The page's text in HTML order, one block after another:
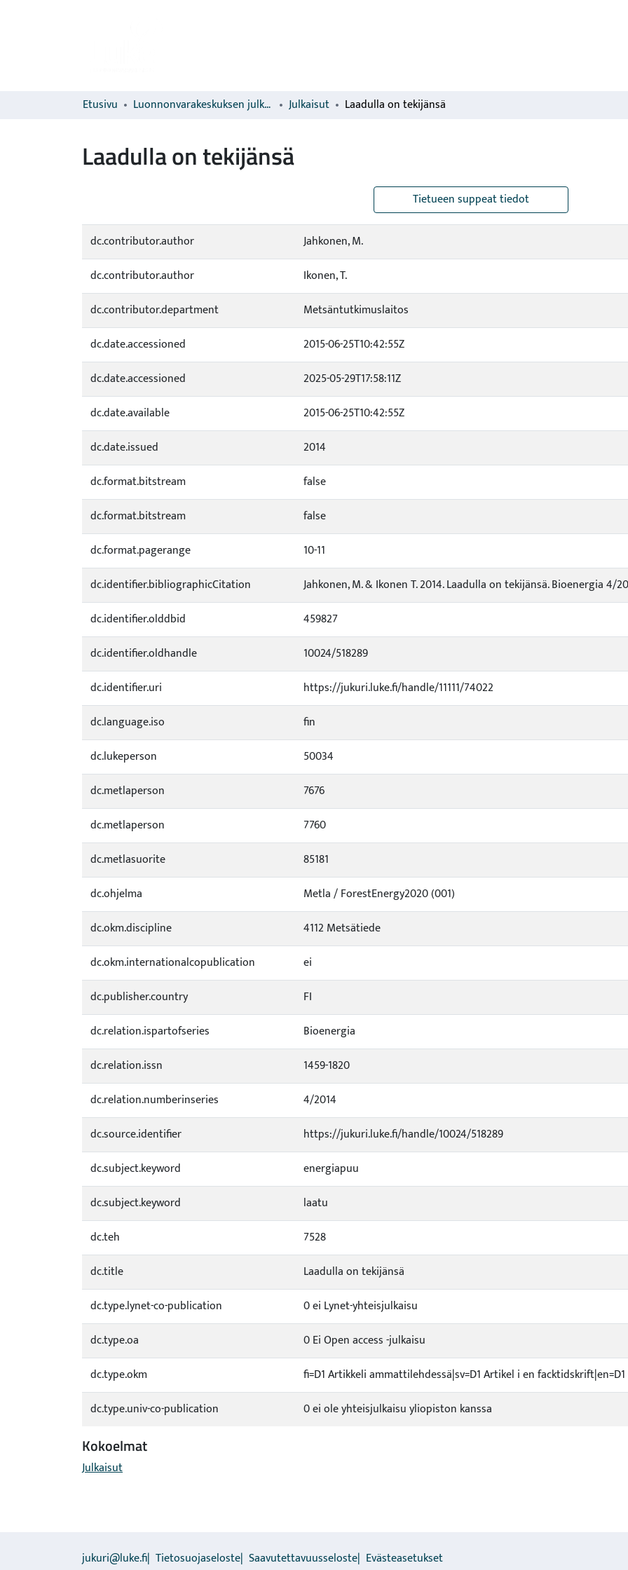
Etusivu Luonnonvarakeskuksen julkaisut Julkaisut Laadulla on tekijänsä
Laadulla on tekijänsä
Tietueen suppeat tiedot
dc.contributor.author Jahkonen, M.
dc.contributor.author
Ikonen, T.
dc.contributor.department
Metsäntutkimuslaitos
dc.date.accessioned
2015-06-25T10:42:55Z
dc.date.accessioned
2025-05-29T17:58:11Z
dc.date.available
2015-06-25T10:42:55Z
dc.date.issued
2014
dc.format.bitstream
false
dc.format.bitstream
false
dc.format.pagerange
10-11
dc.identifier.bibliographicCitation
Jahkonen, M. & Ikonen T. 2014. Laadulla on tekijänsä. Bioenergia 4/
dc.identifier.olddbid
459827
dc.identifier.oldhandle
10024/518289
dc.identifier.uri
https://jukuri.luke.fi/handle/11111/74022
dc.language.iso
fin
dc.lukeperson
50034
dc.metlaperson
7676
dc.metlaperson
7760
dc.metlasuorite
85181
dc.ohjelma
Metla / ForestEnergy2020 (001)
dc.okm.discipline
4112 Metsätiede
dc.okm.internationalcopublication
ei
dc.publisher.country
FI
dc.relation.ispartofseries
Bioenergia
dc.relation.issn
1459-1820
dc.relation.numberinseries
4/2014
dc.source.identifier
https://jukuri.luke.fi/handle/10024/518289
dc.subject.keyword
energiapuu
dc.subject.keyword
laatu
dc.teh
7528
dc.title
Laadulla on tekijänsä
dc.type.lynet-co-publication
0 ei Lynet-yhteisjulkaisu
dc.type.oa
0 Ei Open access -julkaisu
dc.type.okm
fi=D1 Artikkeli ammattilehdessä|sv=D1 Artikel i en
dc.type.univ-co-publication
0 ei ole yhteisjulkaisu yliopiston kanssa
Kokoelmat
Julkaisut
jukuri@luke.fi Tietosuojaseloste Saavutettavuusseloste Evästeasetukset